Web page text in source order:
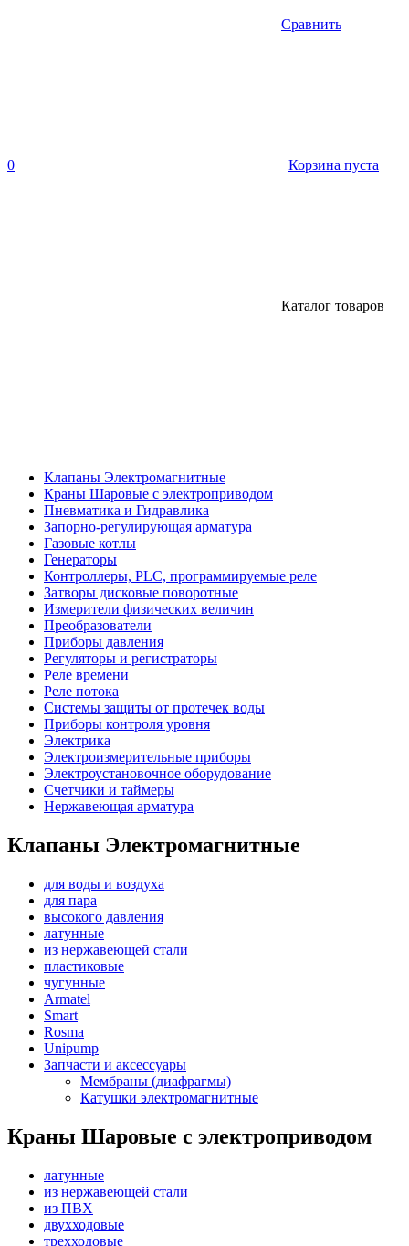
Сравнить
0 Корзина пуста
Каталог товаров
Клапаны Электромагнитные
Краны Шаровые с электроприводом
Пневматика и Гидравлика
Запорно-регулирующая арматура
Газовые котлы
Генераторы
Контроллеры, PLС, программируемые реле
Затворы дисковые поворотные
Измерители физических величин
Преобразователи
Приборы давления
Регуляторы и регистраторы
Реле времени
Реле потока
Системы защиты от протечек воды
Приборы контроля уровня
Электрика
Электроизмерительные приборы
Электроустановочное оборудование
Счетчики и таймеры
Нержавеющая арматура
Клапаны Электромагнитные
для воды и воздуха
для пара
высокого давления
латунные
из нержавеющей стали
пластиковые
чугунные
Armatel
Smart
Rosma
Unipump
Запчасти и аксессуары
Мембраны (диафрагмы)
Катушки электромагнитные
Краны Шаровые с электроприводом
латунные
из нержавеющей стали
из ПВХ
двухходовые
трехходовые